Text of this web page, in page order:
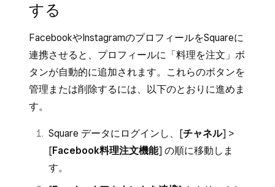
する
FacebookやInstagramのプロフィールをSquareに
連携させると、プロフィールに「料理を注文」ボ
タンが自動的に追加されます。これらのボタンを
管理または削除するには、以下のとおりに進めま
す。
Square データにログインし、[チャネル] >
[Facebook料理注文機能] の順に移動しま
す。